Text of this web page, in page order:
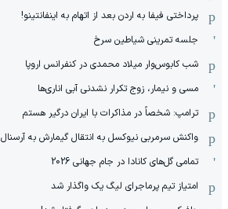
پرداختی فیفا به اردن بعد از اتهام به اینفانتینو!
جلسه تمرینی شیاطین سرخ
شب کابوس‌وار میلاد محمدی در کنفرانس اروپا
مسی و نیمار، زوج تکرار نشدنی آبی اناری‌ها
ترامپ: شخصاً در مذاکرات با ایران درگیر هستم
واکنش سرمربی نیوکسل به انتقال گیمارش به آرسنال
تمامی گل‌های کانادا در جام جهانی 2026
امتیاز تیم پرماجرای لیگ یک واگذار شد